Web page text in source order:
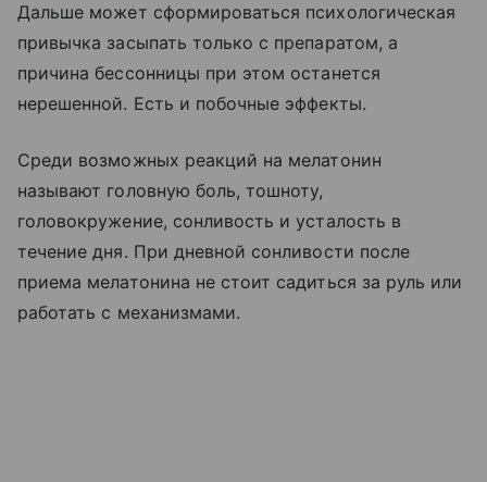
Дальше может сформироваться психологическая
привычка засыпать только с препаратом, а
причина бессонницы при этом останется
нерешенной. Есть и побочные эффекты.
Среди возможных реакций на мелатонин
называют головную боль, тошноту,
головокружение, сонливость и усталость в
течение дня. При дневной сонливости после
приема мелатонина не стоит садиться за руль или
работать с механизмами.